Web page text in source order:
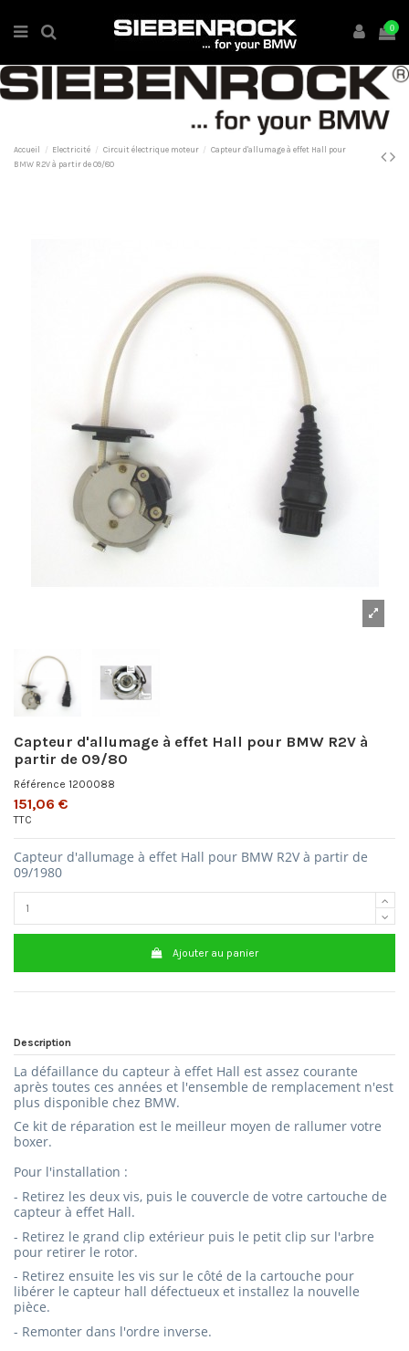
0
Accueil Electricité Circuit électrique moteur
Capteur d'allumage à effet Hall pour
BMW R2V à partir de 09/80
Capteur d'allumage à effet Hall pour BMW R2V à
partir de 09/80
Référence 1200088
151,06 €
TTC
Capteur d'allumage à effet Hall pour BMW R2V à partir de
09/1980
Ajouter au panier
Description
La défaillance du capteur à effet Hall est assez courante
après toutes ces années et l'ensemble de remplacement n'est
plus disponible chez BMW.
Ce kit de réparation est le meilleur moyen de rallumer votre
boxer.
Pour l'installation :
- Retirez les deux vis, puis le couvercle de votre cartouche de
capteur à effet Hall.
- Retirez le grand clip extérieur puis le petit clip sur l'arbre
pour retirer le rotor.
- Retirez ensuite les vis sur le côté de la cartouche pour
libérer le capteur hall défectueux et installez la nouvelle
pièce.
- Remonter dans l'ordre inverse.